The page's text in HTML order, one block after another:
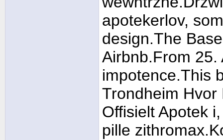
apotekerlov,
design.The
Airbnb.From 25.
impotence.This
Trondheim
Offisielt Apotek
pille